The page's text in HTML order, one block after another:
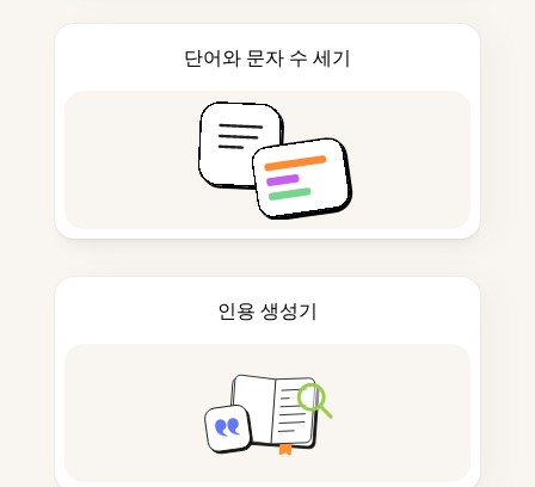
단어와 문자 수 세기
인용 생성기